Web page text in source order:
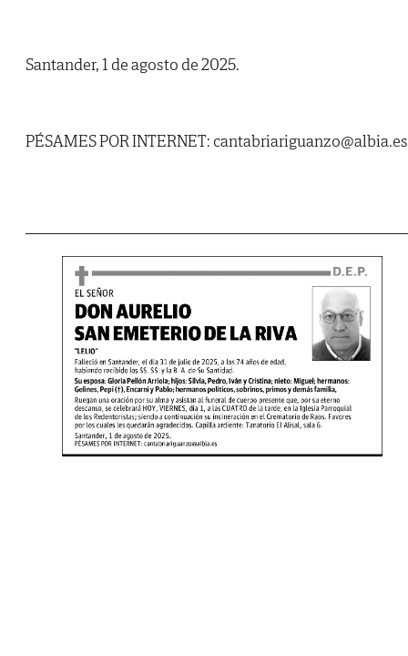
Santander, 1 de agosto de 2025.
PÉSAMES POR INTERNET: cantabriariguanzo@albia.es